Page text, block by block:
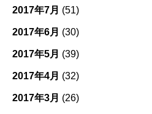
2017年7月 (51)
2017年6月 (30)
2017年5月 (39)
2017年4月 (32)
2017年3月 (26)